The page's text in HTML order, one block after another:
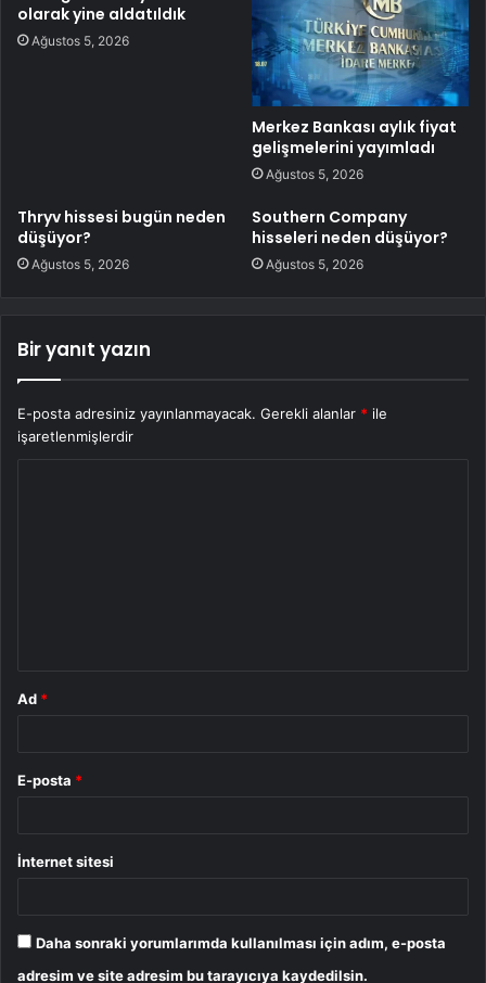
olarak yine aldatıldık
Ağustos 5, 2026
Merkez Bankası aylık fiyat
gelişmelerini yayımladı
Ağustos 5, 2026
Thryv hissesi bugün neden
düşüyor?
Ağustos 5, 2026
Southern Company
hisseleri neden düşüyor?
Ağustos 5, 2026
Bir yanıt yazın
E-posta adresiniz yayınlanmayacak. Gerekli alanlar * ile
işaretlenmişlerdir
Ad *
E-posta *
İnternet sitesi
Daha sonraki yorumlarımda kullanılması için adım, e-posta
adresim ve site adresim bu tarayıcıya kaydedilsin.